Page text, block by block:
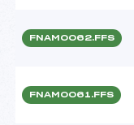
FNAM0062.FFS
FNAM0061.FFS